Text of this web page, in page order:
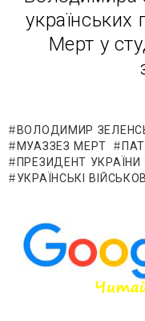
українських
Мерт у
ВОЛОДИМИР
МУАЗЗЕЗ МЕРТ
ПРЕЗИДЕНТ УКРАЇНИ
УКРАЇНСЬКІ